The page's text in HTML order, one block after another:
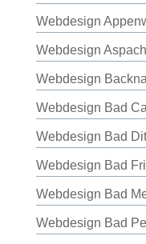
Webdesign
Webdesign Aspach
Webdesign
Webdesign Bad
Webdesign Bad
Webdesign Bad
Webdesign Bad
Webdesign Bad